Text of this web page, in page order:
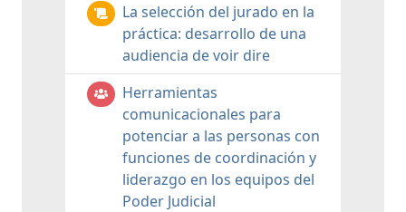
La selección del jurado en la
práctica: desarrollo de una
audiencia de voir dire
Herramientas
comunicacionales para
potenciar a las personas con
funciones de coordinación y
liderazgo en los equipos del
Poder Judicial